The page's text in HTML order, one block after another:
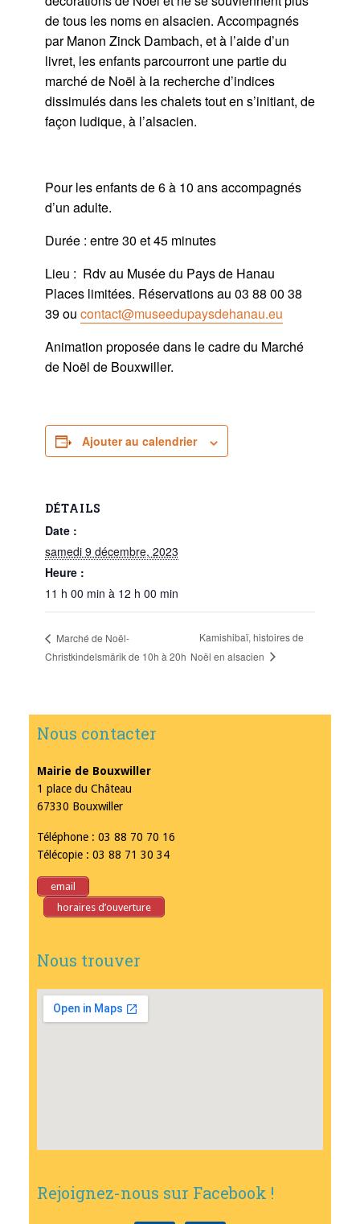
de tous les noms en alsacien. Accompagnés
par Manon Zinck Dambach, et à l’aide d’un
livret, les enfants parcourront une partie du
marché de Noël à la recherche d’indices
dissimulés dans les chalets tout en s’initiant, de
façon ludique, à l’alsacien.
Pour les enfants de 6 à 10 ans accompagnés
d’un adulte.
Durée : entre 30 et 45 minutes
Lieu : Rdv au Musée du Pays de Hanau
Places limitées. Réservations au 03 88 00 38
39 ou contact@museedupaysdehanau.eu
Animation proposée dans le cadre du Marché
de Noël de Bouxwiller.
Ajouter au calendrier
DÉTAILS
Date :
samedi 9 décembre, 2023
Heure :
11 h 00 min à 12 h 00 min
Marché de Noël-
Christkindelsmärik de 10h à 20h
Kamishibaï, histoires de
Noël en alsacien
Nous contacter
Mairie de Bouxwiller
1 place du Château
67330 Bouxwiller
Téléphone : 03 88 70 70 16
Télécopie : 03 88 71 30 34
email
horaires d’ouverture
Nous trouver
Rejoignez-nous sur Facebook !